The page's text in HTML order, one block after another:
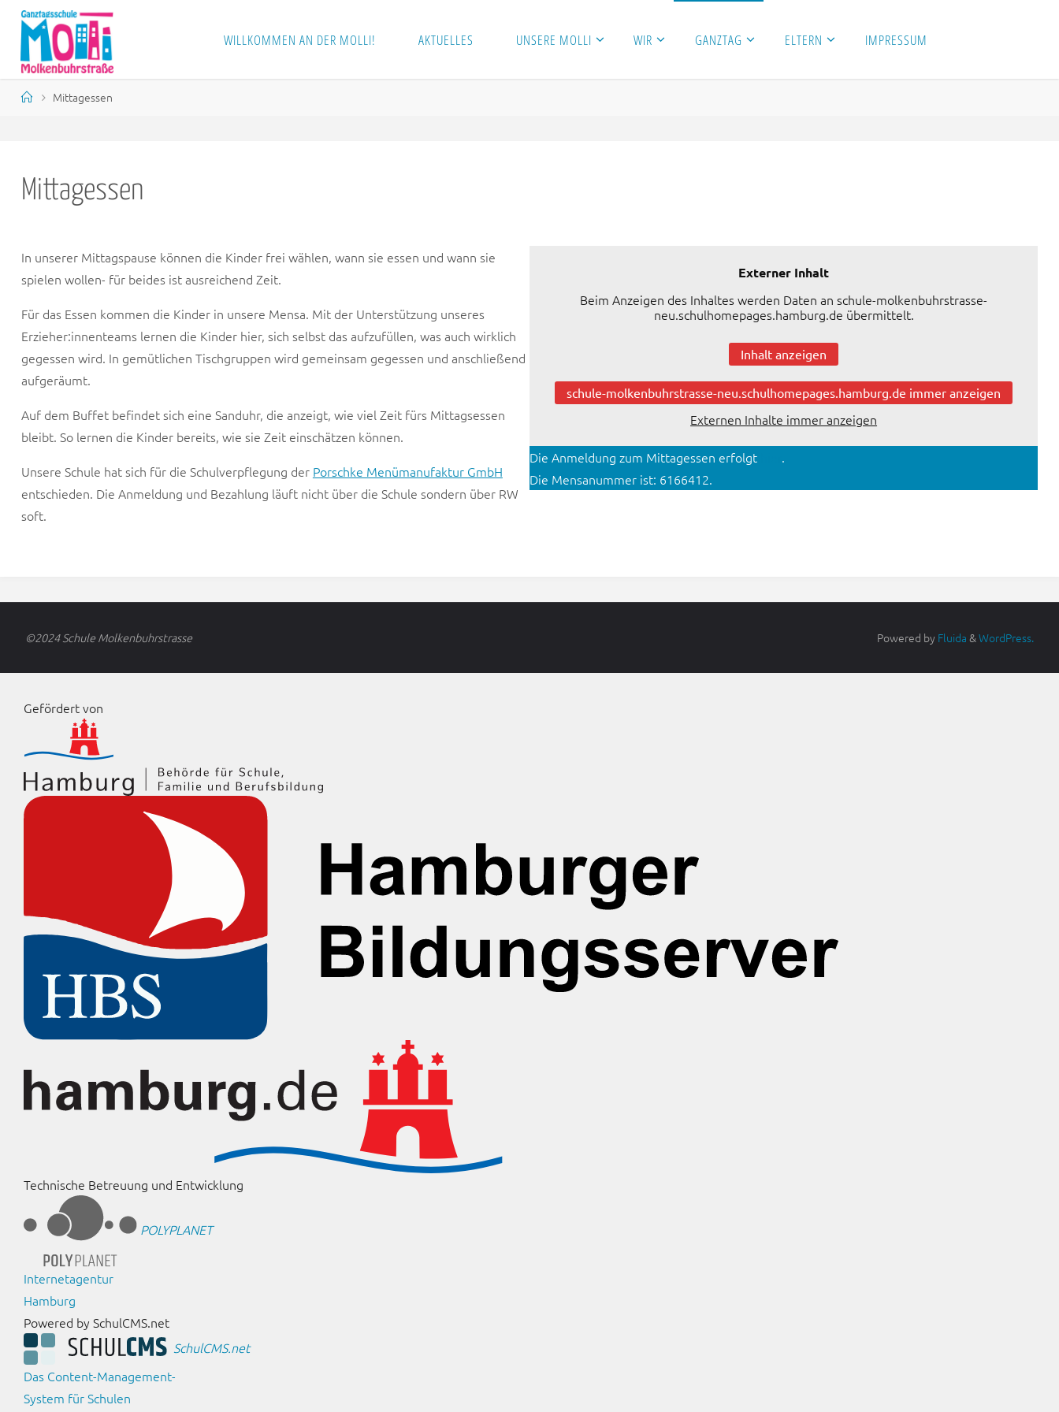
Skip
content
CHU
U
E
WILLKOMMEN AN DER MOLLI! AKTUELLES UNSERE MOLLI WIR GANZTAG ELTERN IMPRESSUM
HomeMittagessen
Mittagessen
In unserer Mittagspause können die Kinder frei wählen, wann sie essen und wann sie
spielen wollen- für beides ist ausreichend Zeit.
Für das Essen kommen die Kinder in unsere Mensa. Mit der Unterstützung unseres
Erzieher:innenteams lernen die Kinder hier, sich selbst das aufzufüllen, was auch wirklich
gegessen wird. In gemütlichen Tischgruppen wird gemeinsam gegessen und anschließend
aufgeräumt.
Auf dem Buffet befindet sich eine Sanduhr, die anzeigt, wie viel Zeit fürs Mittagsessen
bleibt. So lernen die Kinder bereits, wie sie Zeit einschätzen können.
Unsere Schule hat sich für die Schulverpflegung der Porschke Menümanufaktur GmbH
entschieden. Die Anmeldung und Bezahlung läuft nicht über die Schule sondern über RW
soft.
Externer Inhalt
Beim Anzeigen des Inhaltes werden Daten an schule-molkenbuhrstrasse-
neu.schulhomepages.hamburg.de übermittelt.
Inhalt anzeigen
schule-molkenbuhrstrasse-neu.schulhomepages.hamburg.de immer anzeigen
Externen Inhalte immer anzeigen
Die Anmeldung zum Mittagessen erfolgt
.
Die Mensanummer ist: 6166412.
©2024 Schule Molkenbuhrstrasse Powered by Fluida &WordPress.
Gefördert von
Technische Betreuung und Entwicklung
POLYPLANET
Internetagentur
Hamburg
Powered by SchulCMS.net
SchulCMS.net
Das Content-Management-
System für Schulen